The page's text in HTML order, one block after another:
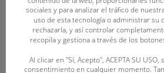
sociales y para analizar el tráfico de
uso de esta tecnología o administrar su
rechazarla, y así controlar
recopila y gestiona a través de los
Al clicar en "Sí, Acepto", ACEPTA SU
consentimiento en cualquier momento.